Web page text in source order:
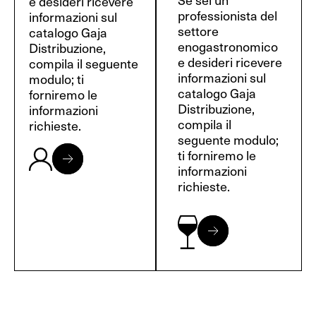
informazioni sul
catalogo Gaja
Distribuzione,
compila il seguente
modulo; ti
forniremo le
informazioni
richieste.
professionista del
settore
enogastronomico
e desideri ricevere
informazioni sul
catalogo Gaja
Distribuzione,
compila il
seguente modulo;
ti forniremo le
informazioni
richieste.